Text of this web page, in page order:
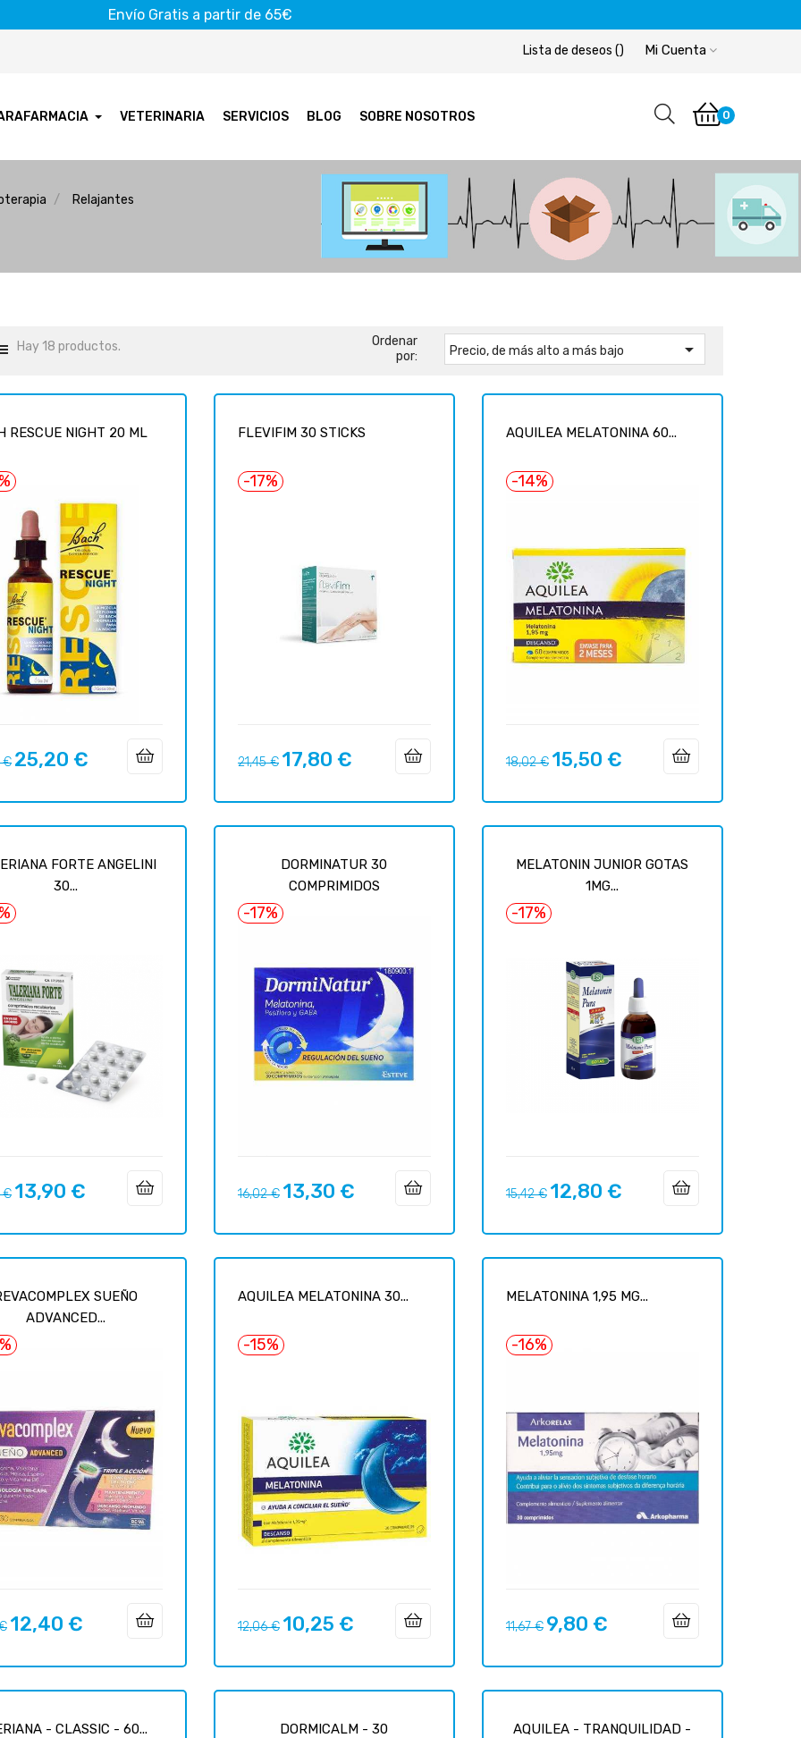
Envío Gratis a partir de 65€
Mi Cuenta
Lista de deseos ()
VETERINARIA SERVICIOS BLOG SOBRE NOSOTROS 0
Relajantes
Hay 18 productos.
Ordenar
por:
Precio, de más alto a más bajo 
RESCUE NIGHT 20 ML
€ Precio
25,20 €
FLEVIFIM 30 STICKS
-17%
Precio
21,45 € Precio
17,80 €
AQUILEA MELATONINA 60...
-14%
Precio
18,02 € Precio
15,50 €
FORTE ANGELINI
30...
€ Precio
13,90 €
DORMINATUR 30
COMPRIMIDOS
-17%
Precio
16,02 € Precio
13,30 €
MELATONIN JUNIOR GOTAS
1MG...
-17%
Precio
15,42 € Precio
12,80 €
SUEÑO
ADVANCED...
Precio
12,40 €
AQUILEA MELATONINA 30...
-15%
Precio
12,06 € Precio
10,25 €
MELATONINA 1,95 MG...
-16%
Precio
11,67 € Precio
9,80 €
- CLASSIC - 60...
DORMICALM - 30
AQUILEA - TRANQUILIDAD -